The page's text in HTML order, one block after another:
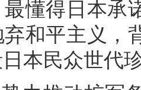
懂得日本承
和平主义，
本民众世代